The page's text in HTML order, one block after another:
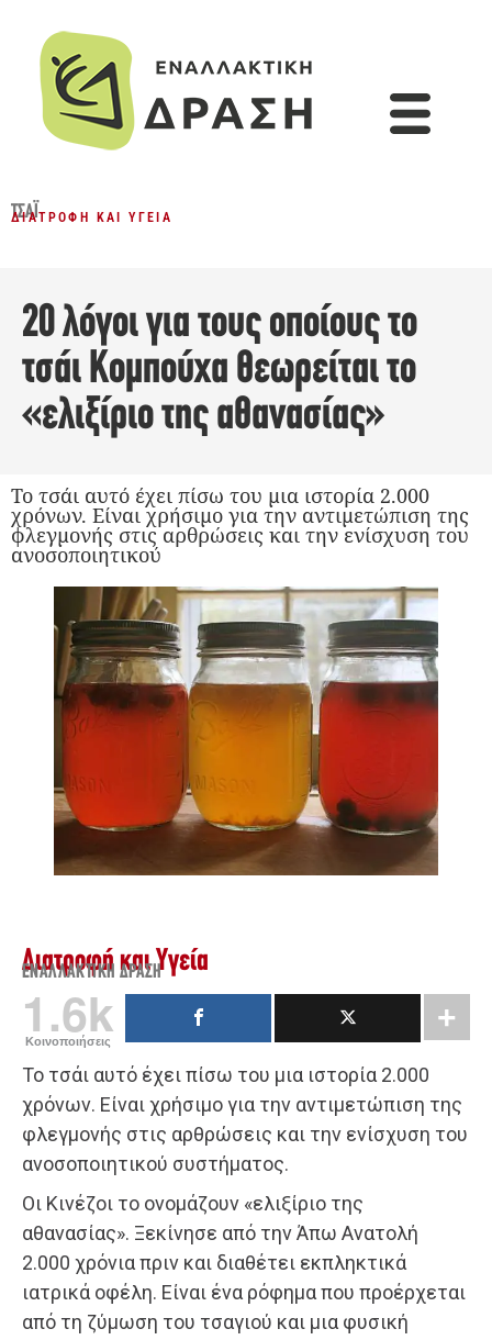
ΤΣΆΙ
ΔΙΑΤΡΟΦΉ ΚΑΙ ΥΓΕΊΑ
20 λόγοι για τους οποίους το
τσάι Κομπούχα θεωρείται το
«ελιξίριο της αθανασίας»
Το τσάι αυτό έχει πίσω του μια ιστορία 2.000
χρόνων. Είναι χρήσιμο για την αντιμετώπιση της
φλεγμονής στις αρθρώσεις και την ενίσχυση του
ανοσοποιητικού
Διατροφή και Υγεία
ΕΝΑΛΛΑΚΤΙΚΉ ΔΡΆΣΗ
1.6k
Κοινοποιήσεις
Το τσάι αυτό έχει πίσω του μια ιστορία 2.000
χρόνων. Είναι χρήσιμο για την αντιμετώπιση της
φλεγμονής στις αρθρώσεις και την ενίσχυση του
ανοσοποιητικού συστήματος.
Οι Κινέζοι το ονομάζουν «ελιξίριο της
αθανασίας». Ξεκίνησε από την Άπω Ανατολή
2.000 χρόνια πριν και διαθέτει εκπληκτικά
ιατρικά οφέλη. Είναι ένα ρόφημα που προέρχεται
από τη ζύμωση του τσαγιού και μια φυσική